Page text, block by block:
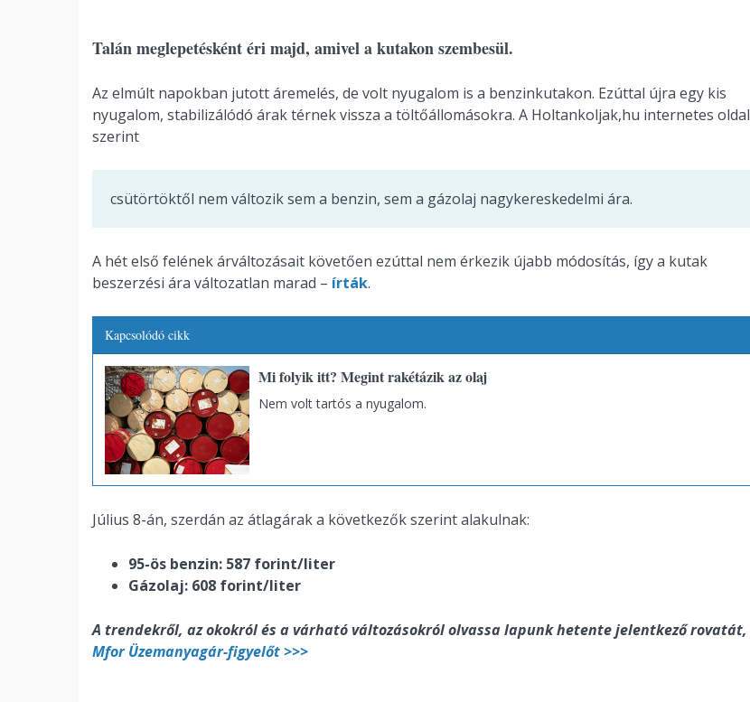
Talán meglepetésként éri majd, amivel a kutakon szembesül.
Az elmúlt napokban jutott áremelés, de volt nyugalom is a benzinkutakon. Ezúttal újra egy kis
nyugalom, stabilizálódó árak térnek vissza a töltőállomásokra. A Holtankoljak,hu internetes oldal
szerint
csütörtöktől nem változik sem a benzin, sem a gázolaj nagykereskedelmi ára.
A hét első felének árváltozásait követően ezúttal nem érkezik újabb módosítás, így a kutak
beszerzési ára változatlan marad – írták.
Kapcsolódó cikk
Mi folyik itt? Megint rakétázik az olaj
Nem volt tartós a nyugalom.
Július 8-án, szerdán az átlagárak a következők szerint alakulnak:
95-ös benzin: 587 forint/liter
Gázolaj: 608 forint/liter
A trendekről, az okokról és a várható változásokról olvassa lapunk hetente jelentkező rovatát,
Mfor Üzemanyagár-figyelőt >>>